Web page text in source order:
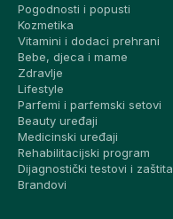
Pogodnosti i popusti
Kozmetika
Vitamini i dodaci prehrani
Bebe, djeca i mame
Zdravlje
Lifestyle
Parfemi i parfemski setovi
Beauty uređaji
Medicinski uređaji
Rehabilitacijski program
Dijagnostički testovi i zaštita
Brandovi